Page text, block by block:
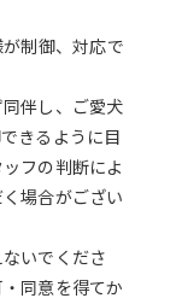
制御、対応で
伴し、ご愛犬
きるように目
フの判断によ
場合がござい
いでくださ
同意を得てか